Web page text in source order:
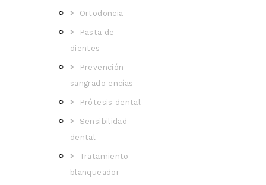
Ortodoncia
Pasta de
dientes
Prevención
sangrado encías
Prótesis dental
Sensibilidad
dental
Tratamiento
blanqueador